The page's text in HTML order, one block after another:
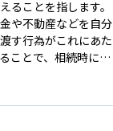
す。
ることを指します。
や不動産などを自分
す行為がこれにあた
ことで、相続時に財
与額やタイミング、